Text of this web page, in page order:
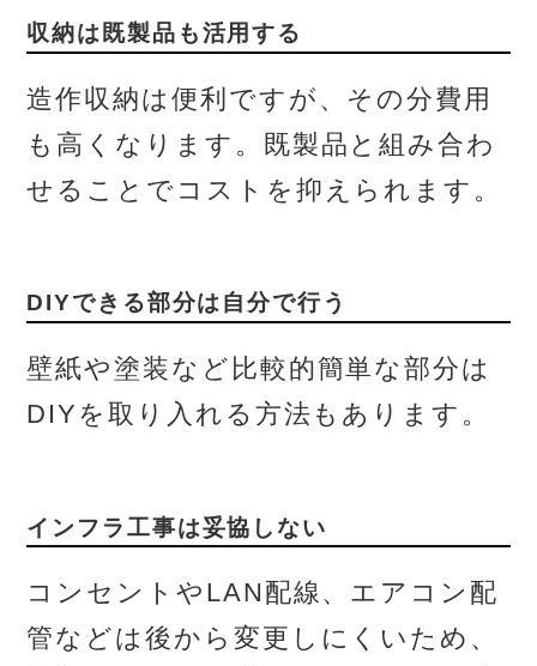
収納は既製品も活用する
造作収納は便利ですが、その分費用
も高くなります。既製品と組み合わ
せることでコストを抑えられます。
DIYできる部分は自分で行う
壁紙や塗装など比較的簡単な部分は
DIYを取り入れる方法もあります。
インフラ工事は妥協しない
コンセントやLAN配線、エアコン配
管などは後から変更しにくいため、